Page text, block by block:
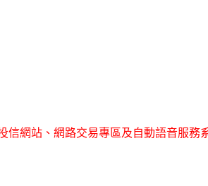
信網站、網路交易專區及自動語音服務